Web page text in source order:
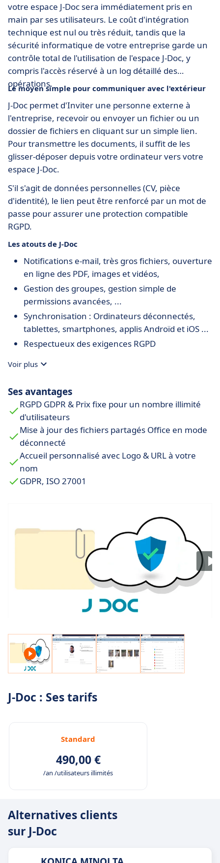
votre espace J-Doc sera immédiatement pris en
main par ses utilisateurs. Le coût d'intégration
technique est nul ou très réduit, tandis que la
sécurité informatique de votre entreprise garde un
contrôle total de l'utilisation de l'espace J-Doc, y
compris l'accès réservé à un log détaillé des
opérations.
Le moyen simple pour communiquer avec l'extérieur
J-Doc permet d'Inviter une personne externe à
l'entreprise, recevoir ou envoyer un fichier ou un
dossier de fichiers en cliquant sur un simple lien.
Pour transmettre les documents, il suffit de les
glisser-déposer depuis votre ordinateur vers votre
espace J-Doc.
S'il s'agit de données personnelles (CV, pièce
d'identité), le lien peut être renforcé par un mot de
passe pour assurer une protection compatible
RGPD.
Les atouts de J-Doc
Notifications e-mail, très gros fichiers, ouverture
en ligne des PDF, images et vidéos,
Gestion des groupes, gestion simple de
permissions avancées, ...
Synchronisation : Ordinateurs déconnectés,
tablettes, smartphones, applis Androïd et iOS ...
Respectueux des exigences RGPD
et un débit illimité de données
URL https personnalisée au nom de l'entreprise,
c'est le logo de l'entreprise qui accueille les
Voir plus
Ses avantages
RGPD GDPR & Prix fixe pour un nombre illimité
d'utilisateurs
Mise à jour des fichiers partagés Office en mode
déconnecté
Accueil personnalisé avec Logo & URL à votre
nom
GDPR, ISO 27001
J-Doc : Ses tarifs
Standard
490,00 €
/an /utilisateurs illimités
Alternatives clients
sur J-Doc